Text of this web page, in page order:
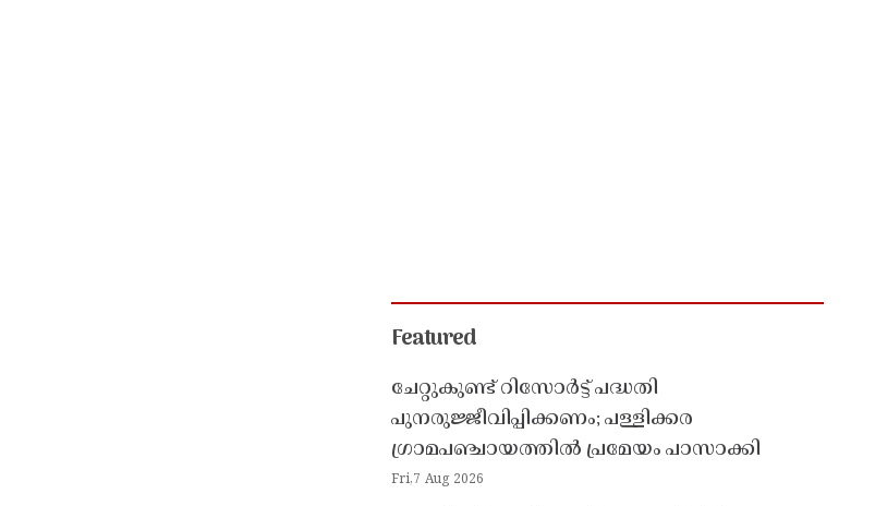
Featured
ചേറ്റുകുണ്ട് റിസോർട്ട് പദ്ധതി
പുനരുജ്ജീവിപ്പിക്കണം; പള്ളിക്കര
ഗ്രാമപഞ്ചായത്തിൽ പ്രമേയം പാസാക്കി
Fri,7 Aug 2026